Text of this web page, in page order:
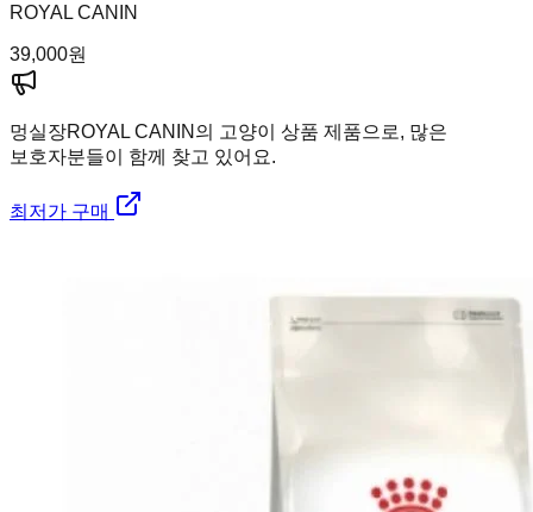
ROYAL CANIN
39,000원
멍실장ROYAL CANIN의 고양이 상품 제품으로, 많은
보호자분들이 함께 찾고 있어요.
최저가 구매